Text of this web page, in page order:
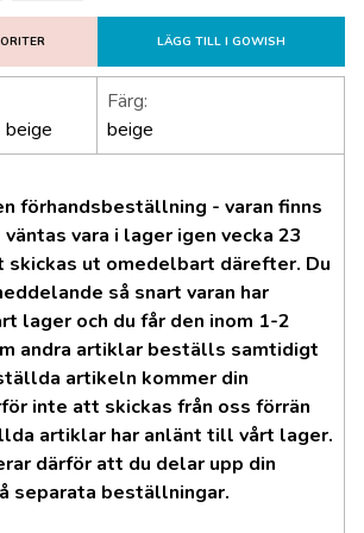
LÄGG TILL I GOWISH
Färg:
beige
förhandsbeställning - varan finns
väntas vara i lager igen vecka 23
skickas ut omedelbart därefter. Du
så snart varan har
lager och du får den inom 1-2
andra artiklar beställs samtidigt
artikeln kommer din
inte att skickas från oss förrän
artiklar har anlänt till vårt lager.
därför att du delar upp din
separata beställningar.